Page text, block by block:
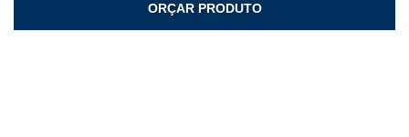
ORÇAR PRODUTO